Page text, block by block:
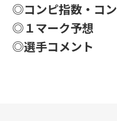
◎コンピ指数・コ
◎１マーク予想
◎選手コメント